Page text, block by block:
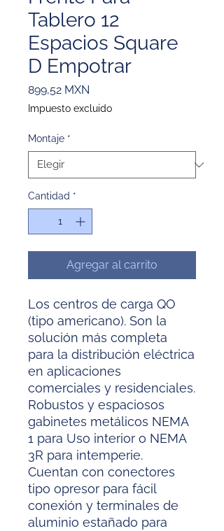
Tablero 12
Espacios Square
D Empotrar
899,52 MXN
Impuesto excluido
Montaje *
Cantidad *
Agregar al carrito
Los centros de carga QO
(tipo americano). Son la
solución más completa
para la distribución eléctrica
en aplicaciones
comerciales y residenciales.
Robustos y espaciosos
gabinetes metálicos NEMA
1 para Uso interior o NEMA
3R para intemperie.
Cuentan con conectores
tipo opresor para fácil
conexión y terminales de
aluminio estañado para